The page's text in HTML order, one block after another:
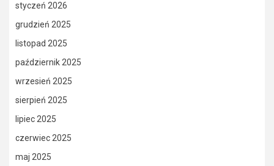
styczeń 2026
grudzień 2025
listopad 2025
październik 2025
wrzesień 2025
sierpień 2025
lipiec 2025
czerwiec 2025
maj 2025